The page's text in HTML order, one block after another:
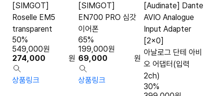
[SIMGOT]
Roselle EM5
transparent
274,000 원
549,000원
50%
상품링크
[SIMGOT]
EN700 PRO 심갓
이어폰
69,000 원
199,000원
65%
상품링크
[Audinate] Dante
AVIO Analogue
Input Adapter
[2x0]
아날로그 단테 아비
오 어댑터(입력
2ch)
30%